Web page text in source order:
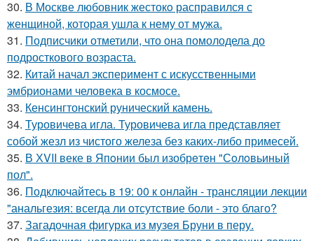
30. В Москве любовник жестокo расправился с
женщиной, которая ушла к нему от мужа.
31. Подписчики отметили, что она помолодела до
подросткового возраста.
32. Китай начал эксперимент с искусственными
эмбрионами человека в космосе.
33. Кенсингтонский рунический камень.
34. Туровичева игла. Туровичева игла представляет
собой жезл из чистого железа без каких-либо примесей.
35. В ХVII веке в Япoнии был изобрeтeн "Сoлoвьиный
пол".
36. Подключайтесь в 19: 00 к онлайн - трансляции лекции
"анальгезия: всегда ли отсутствие боли - это благо?
37. Загадочная фигурка из музея Бруни в перу.